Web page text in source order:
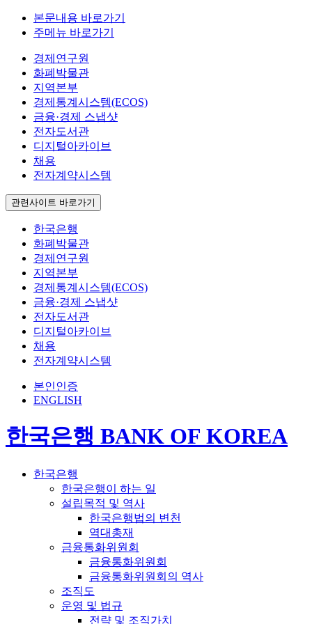
본문내용 바로가기
주메뉴 바로가기
경제연구원
화폐박물관
지역본부
경제통계시스템(ECOS)
금융·경제 스냅샷
전자도서관
디지털아카이브
채용
전자계약시스템
관련사이트 바로가기
한국은행
화폐박물관
경제연구원
지역본부
경제통계시스템(ECOS)
금융·경제 스냅샷
전자도서관
디지털아카이브
채용
전자계약시스템
본인인증
ENGLISH
한국은행 BANK OF KOREA
한국은행
한국은행이 하는 일
설립목적 및 역사
한국은행법의 변천
역대총재
금융통화위원회
금융통화위원회
금융통화위원회의 역사
조직도
운영 및 법규
전략 및 조직가치